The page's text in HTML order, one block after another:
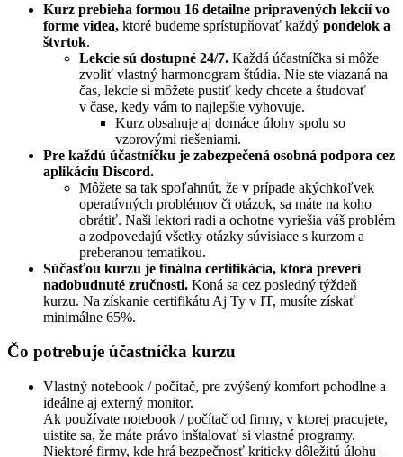
Kurz prebieha formou 16 detailne pripravených lekcií vo
forme videa, ktoré budeme sprístupňovať každý pondelok a
štvrtok.
Lekcie sú dostupné 24/7. Každá účastníčka si môže
zvoliť vlastný harmonogram štúdia. Nie ste viazaná na
čas, lekcie si môžete pustiť kedy chcete a študovať
v čase, kedy vám to najlepšie vyhovuje.
Kurz obsahuje aj domáce úlohy spolu so
vzorovými riešeniami.
Pre každú účastníčku je zabezpečená osobná podpora cez
aplikáciu Discord.
Môžete sa tak spoľahnút, že v prípade akýchkoľvek
operatívných problémov či otázok, sa máte na koho
obrátiť. Naši lektori radi a ochotne vyriešia váš problém
a zodpovedajú všetky otázky súvisiace s kurzom a
preberanou tematikou.
Súčasťou kurzu je finálna certifikácia, ktorá preverí
nadobudnuté zručnosti. Koná sa cez posledný týždeň
kurzu. Na získanie certifikátu Aj Ty v IT, musíte získať
minimálne 65%.
Čo potrebuje účastníčka kurzu
Vlastný notebook / počítač, pre zvýšený komfort pohodlne a
ideálne aj externý monitor.
Ak používate notebook / počítač od firmy, v ktorej pracujete,
uistite sa, že máte právo inštalovať si vlastné programy.
Niektoré firmy, kde hrá bezpečnosť kriticky dôležitú úlohu –